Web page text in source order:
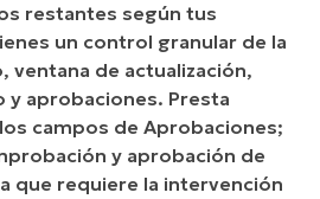
restantes según tus
un control granular de la
ventana de actualización,
y aprobaciones. Presta
campos de Aprobaciones;
y aprobación de
que requiere la intervención